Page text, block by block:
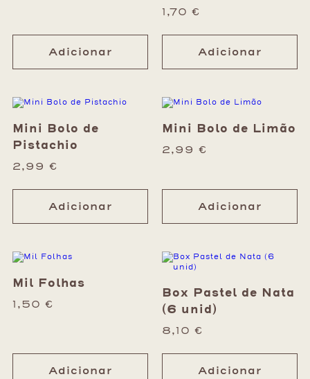
Adicionar
1,70 €
Adicionar
Mini Bolo de
Pistachio
2,99 €
Adicionar
Mini Bolo de Limão
2,99 €
Adicionar
Mil Folhas
1,50 €
Adicionar
Box Pastel de Nata
(6 unid)
8,10 €
Adicionar